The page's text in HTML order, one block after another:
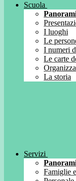
Scuola
I luoghi
Le
I numeri
Le carte
La storia
Servizi
Famiglie